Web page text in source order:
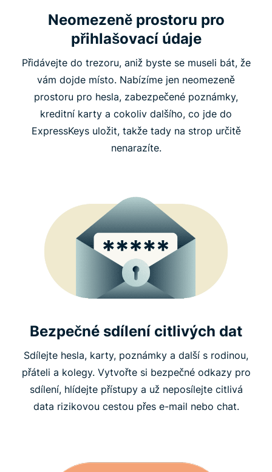
Neomezeně prostoru pro
přihlašovací údaje
Přidávejte do trezoru, aniž byste se museli bát, že
vám dojde místo. Nabízíme jen neomezeně
prostoru pro hesla, zabezpečené poznámky,
kreditní karty a cokoliv dalšího, co jde do
ExpressKeys uložit, takže tady na strop určitě
nenarazíte.
Bezpečné sdílení citlivých dat
Sdílejte hesla, karty, poznámky a další s rodinou,
přáteli a kolegy. Vytvořte si bezpečné odkazy pro
sdílení, hlídejte přístupy a už neposílejte citlivá
data rizikovou cestou přes e-mail nebo chat.